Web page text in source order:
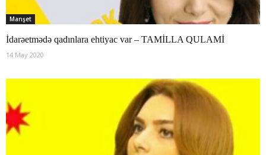
Manşet
İdarəetmədə qadınlara ehtiyac var – TAMİLLA QULAMİ
14 May 2020